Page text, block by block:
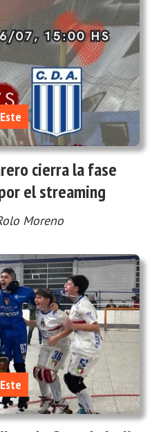
cierra la fase
el streaming
Moreno